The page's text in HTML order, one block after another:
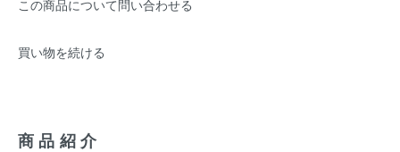
この商品について問い合わせる
買い物を続ける
商品紹介